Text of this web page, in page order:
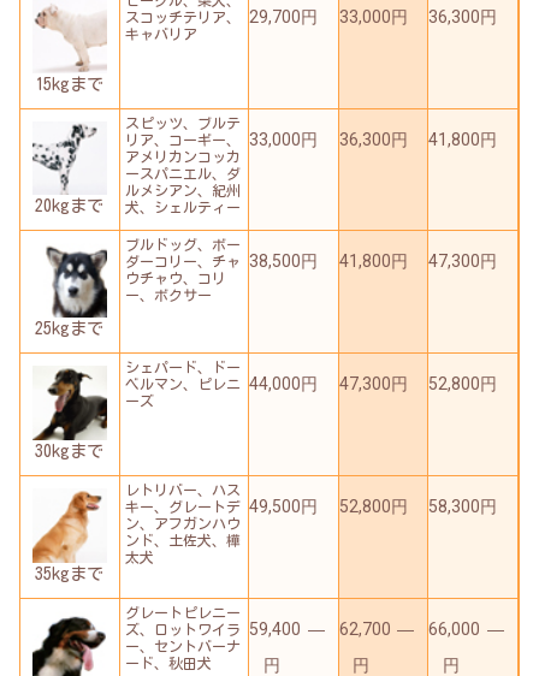
15kgまで
スコッチテリア、
キャバリア
29,700円 33,000円 36,300円
20kgまで
スピッツ、ブルテ
リア、コーギー、
アメリカンコッカ
ースパニエル、ダ
ルメシアン、紀州
犬、シェルティー
33,000円 36,300円 41,800円
25kgまで
ブルドッグ、ボー
ダーコリー、チャ
ウチャウ、コリ
ー、ボクサー
38,500円 41,800円 47,300円
30kgまで
シェパード、ドー
ベルマン、ピレニ
ーズ
44,000円 47,300円 52,800円
35kgまで
レトリバー、ハス
キー、グレートデ
ン、アフガンハウ
ンド、土佐犬、樺
太犬
49,500円 52,800円 58,300円
グレートピレニー
ズ、ロットワイラ
ー、セントバーナ
ード、秋田犬
59,400
円
―
62,700
円
―
66,000
円
―